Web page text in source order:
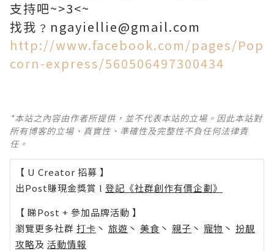
支持吧~>3<~
找我﹖ngayiellie@gmail.com
http://www.facebook.com/pages/Pop
corn-express/560506497300434
*本站之內容由作者所提供，並不代表本站的立場。因此本站對
所有博客的立場、真實性、準確性及完整性不負任何法律責
任。
【 U Creator 招募 】
出Post賺現金獎賞 l 登記《社群創作有價企劃》
【 睇Post + 參加品牌活動 】
瀏覽更多社群 打卡 丶 旅遊 丶 美食 丶 親子 丶 寵物 丶 扮靚
攻略及 活動情報